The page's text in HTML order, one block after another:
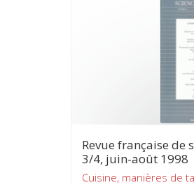
Revue française de
3/4, juin-août 1998
Cuisine, manières de